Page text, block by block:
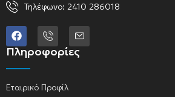
Τηλέφωνο: 2410 286018
Πληροφορίες
Εταιρικό Προφίλ